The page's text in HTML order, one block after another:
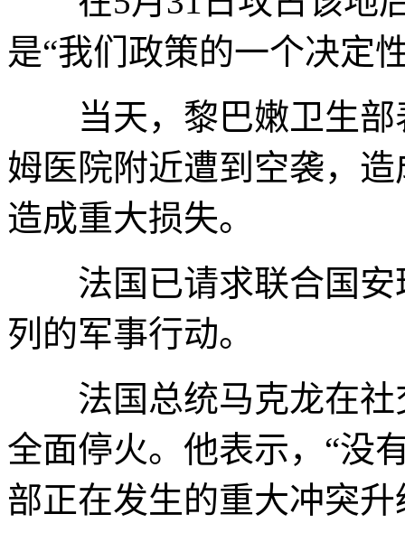
是“我们政策的一个决定
当天，黎巴嫩卫生部
姆医院附近遭到空袭，
造成重大损失。
法国已请求联合国安
列的军事行动。
法国总统马克龙在社
全面停火。他表示，“没
部正在发生的重大冲突升